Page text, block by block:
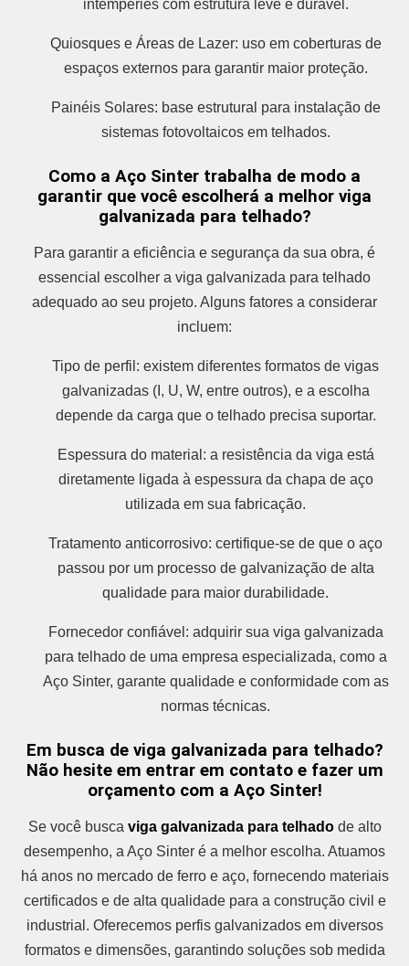
intempéries com estrutura leve e durável.
Quiosques e Áreas de Lazer: uso em coberturas de
espaços externos para garantir maior proteção.
Painéis Solares: base estrutural para instalação de
sistemas fotovoltaicos em telhados.
Como a Aço Sinter trabalha de modo a
garantir que você escolherá a melhor viga
galvanizada para telhado?
Para garantir a eficiência e segurança da sua obra, é
essencial escolher a viga galvanizada para telhado
adequado ao seu projeto. Alguns fatores a considerar
incluem:
Tipo de perfil: existem diferentes formatos de vigas
galvanizadas (I, U, W, entre outros), e a escolha
depende da carga que o telhado precisa suportar.
Espessura do material: a resistência da viga está
diretamente ligada à espessura da chapa de aço
utilizada em sua fabricação.
Tratamento anticorrosivo: certifique-se de que o aço
passou por um processo de galvanização de alta
qualidade para maior durabilidade.
Fornecedor confiável: adquirir sua viga galvanizada
para telhado de uma empresa especializada, como a
Aço Sinter, garante qualidade e conformidade com as
normas técnicas.
Em busca de viga galvanizada para telhado?
Não hesite em entrar em contato e fazer um
orçamento com a Aço Sinter!
Se você busca viga galvanizada para telhadode alto
desempenho, a Aço Sinter é a melhor escolha. Atuamos
há anos no mercado de ferro e aço, fornecendo materiais
certificados e de alta qualidade para a construção civil e
industrial. Oferecemos perfis galvanizados em diversos
formatos e dimensões, garantindo soluções sob medida